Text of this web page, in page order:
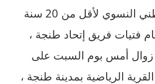
المنتخب الوطني النسوي لأقل من 20 سنة
فتيات فريق إتحاد طنجة ،
زوال أمس بوم السبت على
الرياضية بمدينة طنجة ،